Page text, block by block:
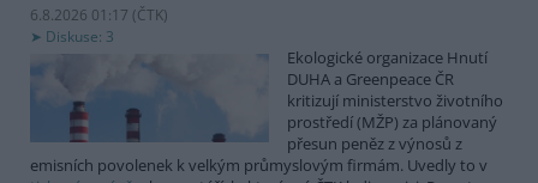
6.8.2026 01:17 (ČTK)
Diskuse: 3
Ekologické organizace Hnutí
DUHA a Greenpeace ČR
kritizují ministerstvo životního
prostředí (MŽP) za plánovaný
přesun peněz z výnosů z
emisních povolenek k velkým průmyslovým firmám. Uvedly to v